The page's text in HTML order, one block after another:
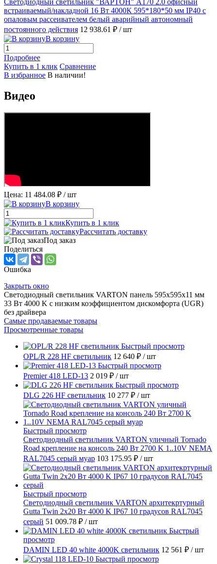
Светодиодный светильник "ВАРТОН" A170 2.0 офисный
встраиваемый/накладной 16 Вт 4000К 595*180*50 мм IP40 с
опаловым рассеивателем белый аварийный автономный
постоянного действия 12 938.61 ₽ / шт
В корзину
Подробнее
Купить в 1 клик Сравнение
В избранное В наличии!
Видео
Цена: 11 484.08 ₽ / шт
В корзину
Купить в 1 клик
Рассчитать доставку
Под заказ
Поделиться
Ошибка
Закрыть окно
Светодиодный светильник VARTON панель 595х595х11 мм
33 Вт 4000 K с низким коэффициентом дискомфорта (UGR)
без драйвера
Самые продаваемые товары
Просмотренные товары
Быстрый просмотр
OPL/R 228 HF светильник 12 640 ₽ / шт
Быстрый просмотр
Premier 418 LED-13 2 019 ₽ / шт
Быстрый просмотр
DLG 226 HF светильник 10 277 ₽ / шт
Быстрый просмотр
Светодиодный светильник VARTON уличный Tornado
Road крепление на консоль 240 Вт 2700 K 1..10V NEMA
RAL7045 серый муар 103 175.95 ₽ / шт
Быстрый просмотр
Светодиодный светильник VARTON архитекртурный
Gutta Twin 2x20 Вт 4000 K IP67 10 градусов RAL7045
серый 51 009.78 ₽ / шт
Быстрый
просмотр
DAMIN LED 40 white 4000K светильник 12 561 ₽ / шт
Быстрый просмотр